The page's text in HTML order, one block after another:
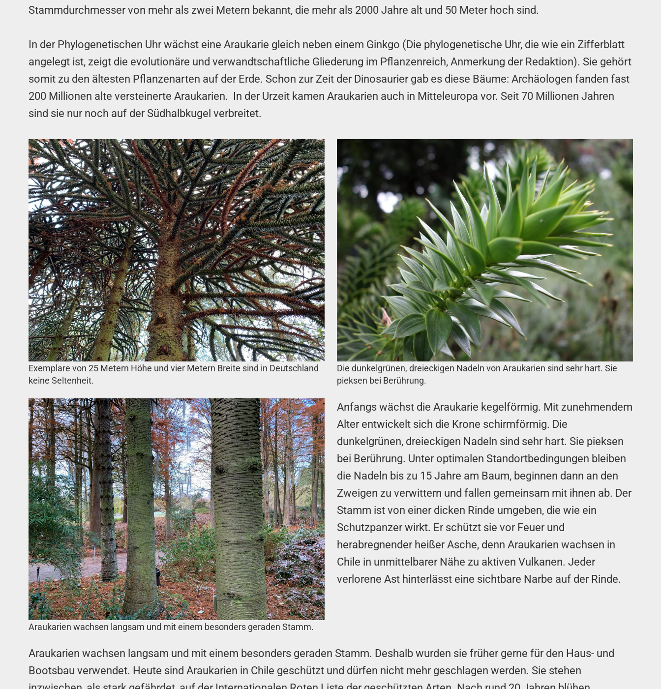
Stammdurchmesser von mehr als zwei Metern bekannt, die mehr als 2000 Jahre alt und 50 Meter hoch sind.
In der Phylogenetischen Uhr wächst eine Araukarie gleich neben einem Ginkgo (Die phylogenetische Uhr, die wie ein Zifferblatt
angelegt ist, zeigt die evolutionäre und verwandtschaftliche Gliederung im Pflanzenreich, Anmerkung der Redaktion). Sie gehört
somit zu den ältesten Pflanzenarten auf der Erde. Schon zur Zeit der Dinosaurier gab es diese Bäume: Archäologen fanden fast
200 Millionen alte versteinerte Araukarien. In der Urzeit kamen Araukarien auch in Mitteleuropa vor. Seit 70 Millionen Jahren
sind sie nur noch auf der Südhalbkugel verbreitet.
Exemplare von 25 Metern Höhe und vier Metern Breite sind in Deutschland
keine Seltenheit.
Die dunkelgrünen, dreieckigen Nadeln von Araukarien sind sehr hart. Sie
pieksen bei Berührung.
Araukarien wachsen langsam und mit einem besonders geraden Stamm.
Anfangs wächst die Araukarie kegelförmig. Mit zunehmendem
Alter entwickelt sich die Krone schirmförmig. Die
dunkelgrünen, dreieckigen Nadeln sind sehr hart. Sie pieksen
bei Berührung. Unter optimalen Standortbedingungen bleiben
die Nadeln bis zu 15 Jahre am Baum, beginnen dann an den
Zweigen zu verwittern und fallen gemeinsam mit ihnen ab. Der
Stamm ist von einer dicken Rinde umgeben, die wie ein
Schutzpanzer wirkt. Er schützt sie vor Feuer und
herabregnender heißer Asche, denn Araukarien wachsen in
Chile in unmittelbarer Nähe zu aktiven Vulkanen. Jeder
verlorene Ast hinterlässt eine sichtbare Narbe auf der Rinde.
Araukarien wachsen langsam und mit einem besonders geraden Stamm. Deshalb wurden sie früher gerne für den Haus- und
Bootsbau verwendet. Heute sind Araukarien in Chile geschützt und dürfen nicht mehr geschlagen werden. Sie stehen